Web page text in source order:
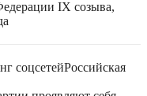
IX созыва,
соцсетейРоссийская